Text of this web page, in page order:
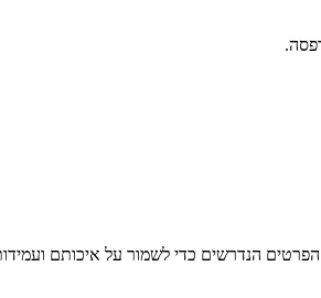
הנדרשים כדי לשמור על איכותם